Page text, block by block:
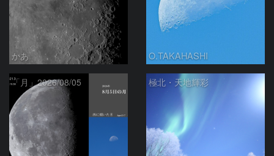
かあ O.TAKAHASHI
「月」2026/08/05 極北・天地輝彩